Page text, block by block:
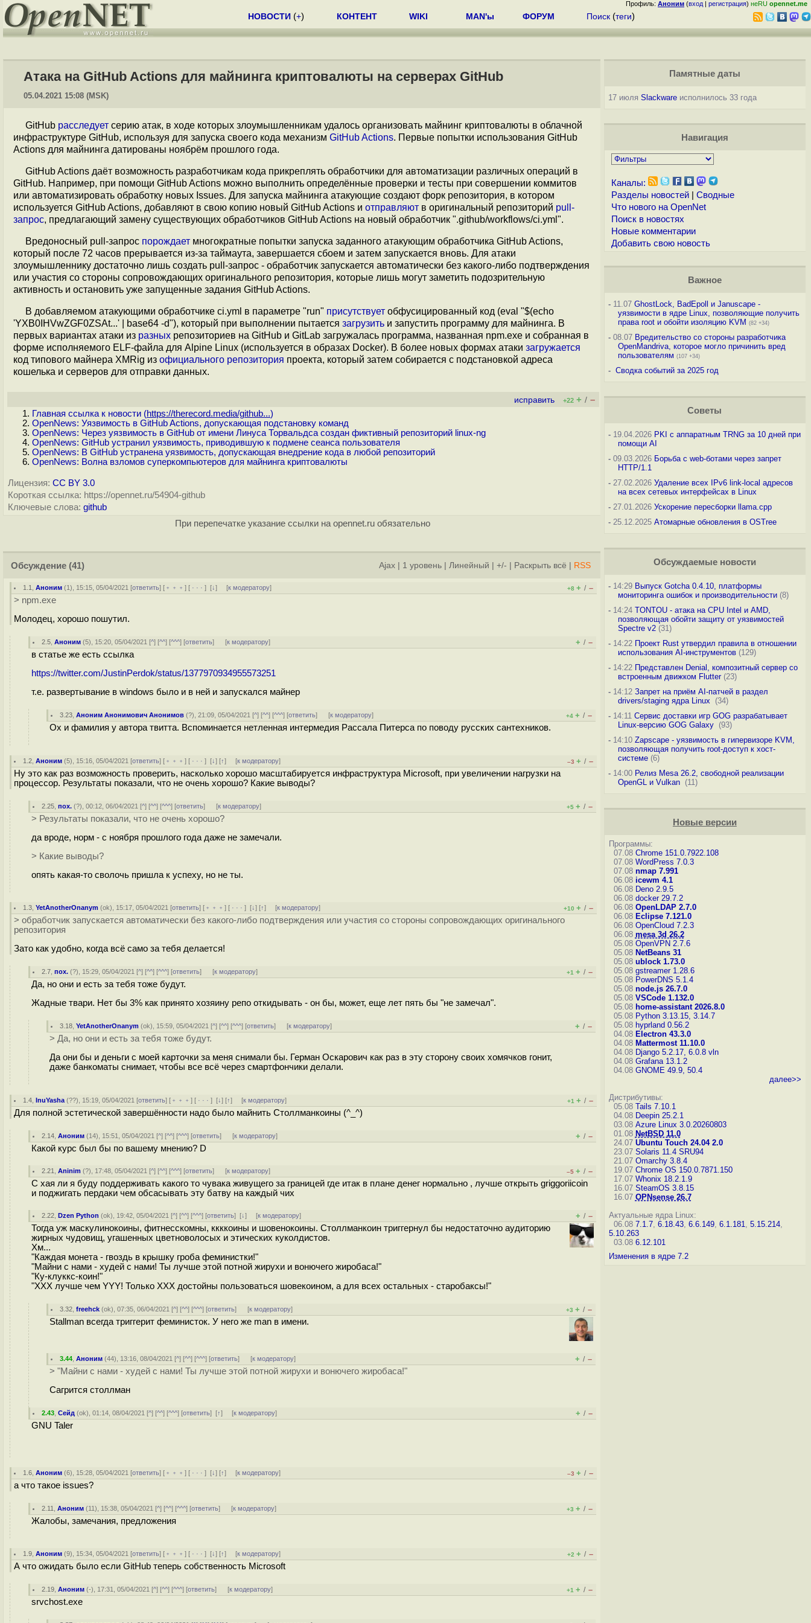
Профиль: Аноним (вход | регистрация) неRU opennet.me
НОВОСТИ (+) КОНТЕНТ WIKI MAN'ы ФОРУМ Поиск (теги)
Атака на GitHub Actions для майнинга криптовалюты на серверах GitHub
05.04.2021 15:08 (MSK)
GitHub расследует серию атак, в ходе которых злоумышленникам удалось организовать майнинг криптовалюты в облачной
инфраструктуре GitHub, используя для запуска своего кода механизм GitHub Actions. Первые попытки использования GitHub
Actions для майнинга датированы ноябрём прошлого года.
GitHub Actions даёт возможность разработчикам кода прикреплять обработчики для автоматизации различных операций в
GitHub. Например, при помощи GitHub Actions можно выполнить определённые проверки и тесты при совершении коммитов
или автоматизировать обработку новых Issues. Для запуска майнинга атакующие создают форк репозитория, в котором
используется GitHub Actions, добавляют в свою копию новый GitHub Actions и отправляют в оригинальный репозиторий pull-
запрос, предлагающий замену существующих обработчиков GitHub Actions на новый обработчик ".github/workflows/ci.yml".
Вредоносный pull-запрос порождает многократные попытки запуска заданного атакующим обработчика GitHub Actions,
который после 72 часов прерывается из-за таймаута, завершается сбоем и затем запускается вновь. Для атаки
злоумышленнику достаточно лишь создать pull-запрос - обработчик запускается автоматически без какого-либо подтверждения
или участия со стороны сопровождающих оригинального репозитория, которые лишь могут заметить подозрительную
активность и остановить уже запущенные задания GitHub Actions.
В добавляемом атакующими обработчике ci.yml в параметре "run" присутствует обфусицированный код (eval "$(echo
'YXB0IHVwZGF0ZSAt...' | base64 -d"), который при выполнении пытается загрузить и запустить программу для майнинга. В
первых вариантах атаки из разных репозиториев на GitHub и GitLab загружалась программа, названная npm.exe и собранная в
форме исполняемого ELF-файла для Alpine Linux (используется в образах Docker). В более новых формах атаки загружается
код типового майнера XMRig из официального репозитория проекта, который затем собирается с подстановкой адреса
кошелька и серверов для отправки данных.
исправить +22 + / –
Главная ссылка к новости (https://therecord.media/github...)
OpenNews: Уязвимость в GitHub Actions, допускающая подстановку команд
OpenNews: Через уязвимость в GitHub от имени Линуса Торвальдса создан фиктивный репозиторий linux-ng
OpenNews: GitHub устранил уязвимость, приводившую к подмене сеанса пользователя
OpenNews: В GitHub устранена уязвимость, допускающая внедрение кода в любой репозиторий
OpenNews: Волна взломов суперкомпьютеров для майнинга криптовалюты
Лицензия: CC BY 3.0
Короткая ссылка: https://opennet.ru/54904-github
Ключевые слова: github
При перепечатке указание ссылки на opennet.ru обязательно
Обсуждение (41) Ajax 1 уровень Линейный +/- Раскрыть всё RSS
1.1 ,Аноним (1), 15:15, 05/04/2021 [ответить] [ ﹢﹢﹢] [ · · ·][↓] [к модератору] +8 + / –
> npm.exe
Молодец, хорошо пошутил.
2.5 ,Аноним (5), 15:20, 05/04/2021 [^] [^^] [^^^] [ответить] [к модератору] + / –
в статье же есть ссылка
https://twitter.com/JustinPerdok/status/1377970934955573251
т.е. развертывание в windows было и в ней и запускался майнер
3.23 ,Аноним Анонимович Анонимов (?), 21:09, 05/04/2021 [^] [^^] [^^^] [ответить] [к модератору] +4 + / –
Ох и фамилия у автора твитта. Вспоминается нетленная интермедия Рассала Питерса по поводу русских сантехников.
1.2 ,Аноним (5), 15:16, 05/04/2021 [ответить] [ ﹢﹢﹢] [ · · ·][↓] [↑] [к модератору] –3 + / –
Ну это как раз возможность проверить, насколько хорошо масштабируется инфраструктура Microsoft, при увеличении нагрузки на
процессор. Результаты показали, что не очень хорошо? Какие выводы?
2.25 ,пох. (?), 00:12, 06/04/2021 [^] [^^] [^^^] [ответить] [к модератору] +5 + / –
> Результаты показали, что не очень хорошо?
да вроде, норм - с ноября прошлого года даже не замечали.
> Какие выводы?
опять какая-то сволочь пришла к успеху, но не ты.
1.3 ,YetAnotherOnanym (ok), 15:17, 05/04/2021 [ответить] [ ﹢﹢﹢] [ · · ·][↓] [↑] [к модератору] +10 + / –
> обработчик запускается автоматически без какого-либо подтверждения или участия со стороны сопровождающих оригинального
репозитория
Зато как удобно, когда всё само за тебя делается!
2.7 ,пох. (?), 15:29, 05/04/2021 [^] [^^] [^^^] [ответить] [к модератору] +1 + / –
Да, но они и есть за тебя тоже будут.
Жадные твари. Нет бы 3% как принято хозяину репо откидывать - он бы, может, еще лет пять бы "не замечал".
3.18 ,YetAnotherOnanym (ok), 15:59, 05/04/2021 [^] [^^] [^^^] [ответить] [к модератору] + / –
> Да, но они и есть за тебя тоже будут.
Да они бы и деньги с моей карточки за меня снимали бы. Герман Оскарович как раз в эту сторону своих хомячков гонит,
даже банкоматы снимает, чтобы все всё через смартфончики делали.
1.4 ,InuYasha (??), 15:19, 05/04/2021 [ответить] [ ﹢﹢﹢] [ · · ·][↓] [↑] [к модератору] +1 + / –
Для полной эстетической завершённости надо было майнить Столлманкоины (^_^)
2.14 ,Аноним (14), 15:51, 05/04/2021 [^] [^^] [^^^] [ответить] [к модератору] + / –
Какой курс был бы по вашему мнению? D
2.21 ,Aninim (?), 17:48, 05/04/2021 [^] [^^] [^^^] [ответить] [к модератору] –5 + / –
С хая ли я буду поддерживать какого то чувака живущего за границей где итак в плане денег нормально , лучше открыть griggoriicoin
и поджигать пердаки чем обсасывать эту батву на каждый чих
2.22 ,Dzen Python (ok), 19:42, 05/04/2021 [^] [^^] [^^^] [ответить][↓] [к модератору] + / –
Тогда уж маскулинокоины, фитнесскомны, ккккоины и шовенокоины. Столлманкоин триггернул бы недостаточно аудиторию
жирных чудовищ, угашенных цветноволосых и этических куколдистов.
Хм...
"Каждая монета - гвоздь в крышку гроба феминистки!"
"Майни с нами - худей с нами! Ты лучше этой потной жирухи и вонючего жиробаса!"
"Ку-клуккс-коин!"
"ХХХ лучше чем YYY! Только ХХХ достойны пользоваться шовекоином, а для всех остальных - старобаксы!"
3.32 ,freehck (ok), 07:35, 06/04/2021 [^] [^^] [^^^] [ответить] [к модератору] +3 + / –
Stallman всегда триггерит феминисток. У него же man в имени.
3.44 ,Аноним (44), 13:16, 08/04/2021 [^] [^^] [^^^] [ответить] [к модератору] + / –
> "Майни с нами - худей с нами! Ты лучше этой потной жирухи и вонючего жиробаса!"
Сагрится столлман
2.43 ,Сейд (ok), 01:14, 08/04/2021 [^] [^^] [^^^] [ответить][↑] [к модератору] + / –
GNU Taler
1.6 ,Аноним (6), 15:28, 05/04/2021 [ответить] [ ﹢﹢﹢] [ · · ·][↓] [↑] [к модератору] –3 + / –
а что такое issues?
2.11 ,Аноним (11), 15:38, 05/04/2021 [^] [^^] [^^^] [ответить] [к модератору] +3 + / –
Жалобы, замечания, предложения
1.9 ,Аноним (9), 15:34, 05/04/2021 [ответить] [ ﹢﹢﹢] [ · · ·][↓] [↑] [к модератору] +2 + / –
А что ожидать было если GitHub теперь собственность Microsoft
2.19 ,Аноним (-), 17:31, 05/04/2021 [^] [^^] [^^^] [ответить] [к модератору] +1 + / –
srvchost.exe
Памятные даты
17 июля Slackwareисполнилось 33 года
Навигация
Каналы:
Разделы новостей| Сводные
Что нового на OpenNet
Поиск в новостях
Новые комментарии
Добавить свою новость
Важное
-11.07 GhostLock, BadEpoll и Januscape -
уязвимости в ядре Linux, позволяющие получить
права root и обойти изоляцию KVM (82 +34)
-08.07 Вредительство со стороны разработчика
OpenMandriva, которое могло причинить вред
пользователям (107 +34)
- Сводка событий за 2025 год
Советы
-19.04.2026 PKI с аппаратным TRNG за 10 дней при
помощи AI
-09.03.2026 Борьба с web-ботами через запрет
HTTP/1.1
-27.02.2026 Удаление всех IPv6 link-local адресов
на всех сетевых интерфейсах в Linux
-27.01.2026 Ускорение пересборки llama.cpp
-25.12.2025 Атомарные обновления в OSTree
Обсуждаемые новости
-14:29 Выпуск Gotcha 0.4.10, платформы
мониторинга ошибок и производительности(8)
-14:24 TONTOU - атака на CPU Intel и AMD,
позволяющая обойти защиту от уязвимостей
Spectre v2(31)
-14:22 Проект Rust утвердил правила в отношении
использования AI-инструментов(129)
-14:22 Представлен Denial, композитный сервер со
встроенным движком Flutter(23)
-14:12 Запрет на приём AI-патчей в раздел
drivers/staging ядра Linux
(34)
-14:11 Сервис доставки игр GOG разрабатывает
Linux-версию GOG Galaxy (93)
-14:10 Zapscape - уязвимость в гипервизоре KVM,
позволяющая получить root-доступ к хост-
системе(6)
-14:00 Релиз Mesa 26.2, свободной реализации
OpenGL и Vulkan (11)
Новые версии
Программы:
07.08 Chrome 151.0.7922.108
07.08 WordPress 7.0.3
07.08 nmap 7.991
06.08 icewm 4.1
06.08 Deno 2.9.5
06.08 docker 29.7.2
06.08 OpenLDAP 2.7.0
06.08 Eclipse 7.121.0
06.08 OpenCloud 7.2.3
06.08 mesa 3d 26.2
05.08 OpenVPN 2.7.6
05.08 NetBeans 31
05.08 ublock 1.73.0
05.08 gstreamer 1.28.6
05.08 PowerDNS 5.1.4
05.08 node.js 26.7.0
05.08 VSCode 1.132.0
05.08 home-assistant 2026.8.0
05.08 Python 3.13.15, 3.14.7
05.08 hyprland 0.56.2
04.08 Electron 43.3.0
04.08 Mattermost 11.10.0
04.08 Django 5.2.17, 6.0.8 vln
04.08 Grafana 13.1.2
04.08 GNOME 49.9, 50.4
далее>>
Дистрибутивы:
05.08 Tails 7.10.1
04.08 Deepin 25.2.1
03.08 Azure Linux 3.0.20260803
01.08 NetBSD 11.0
24.07 Ubuntu Touch 24.04 2.0
23.07 Solaris 11.4 SRU94
21.07 Omarchy 3.8.4
19.07 Chrome OS 150.0.7871.150
17.07 Whonix 18.2.1.9
16.07 SteamOS 3.8.15
16.07 OPNsense 26.7
Актуальные ядра Linux:
06.08 7.1.7, 6.18.43, 6.6.149, 6.1.181, 5.15.214,
5.10.263
03.08 6.12.101
Изменения в ядре 7.2